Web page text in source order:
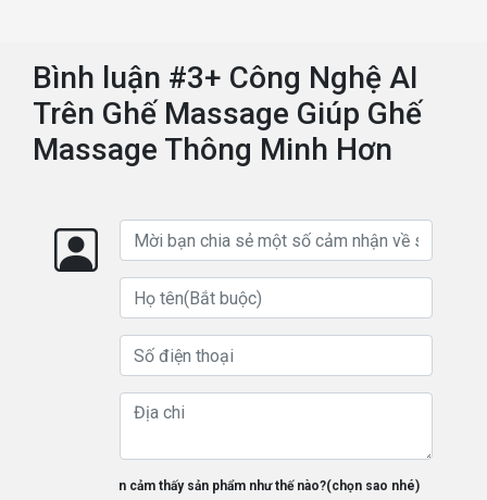
Bình luận #3+ Công Nghệ AI
Trên Ghế Massage Giúp Ghế
Massage Thông Minh Hơn
Bạn cảm thấy sản phẩm như thế nào?(chọn sao nhé)